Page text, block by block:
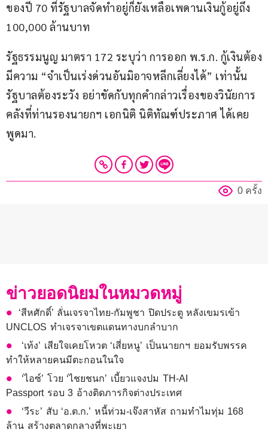
ของปี 70 ที่รัฐบาลจัดทำอยู่ก็ยังเหลือเพดานเงินกู้อยู่ถึง
100,000 ล้านบาท
รัฐธรรมนูญ มาตรา 172 ระบุว่า การออก พ.ร.ก. กู้เงินต้อง
มีความ “จำเป็นเร่งด่วนอันมิอาจหลีกเลี่ยงได้” เท่านั้น
รัฐบาลต้องระวัง อย่าขัดกับทุกคำกล่าวเรื่องของวินัยการ
คลังที่ท่านรองนายกฯ เอกนิติ นิติทัณฑ์ประภาศ ได้เคย
พูดมา.
0 ครั้ง
ข่าวยอดนิยมในหมวดหมู่
​‘สีหศักดิ์’ ลั่นเจรจาไทย-กัมพูชา ปิดประตู หลังเขมรเข้า
UNCLOS ทำเจรจาเขตแดนทางบกลำบาก
‘เท้ง’ เสียใจเคยโหวต ‘เสี่ยหนู’ เป็นนายกฯ ยอมรับพรรค
ทำให้หลายคนมีตะกอนในใจ
‘ไอซ์’ โวย ‘ไชยชนก’ เบี้ยวแจงปม TH-AI
Passport รอบ 3 อ้างติดภารกิจต่างประเทศ
‘วีระ’ สับ ‘อ.ต.ก.’ หนี้ท่วม-เจ๊งสาหัส ถามทำไมทุ่ม 168
ล้าน สร้างตลาดกลางที่พะเยา